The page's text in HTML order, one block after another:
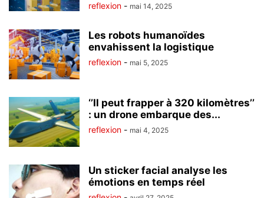
reflexion - mai 14, 2025
Les robots humanoïdes
envahissent la logistique
reflexion - mai 5, 2025
‘’Il peut frapper à 320 kilomètres’’
: un drone embarque des...
reflexion - mai 4, 2025
Un sticker facial analyse les
émotions en temps réel